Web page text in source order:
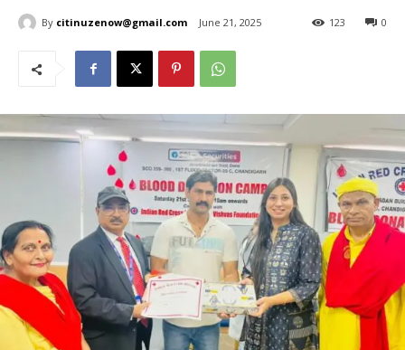
By citinuzenow@gmail.com June 21, 2025 0
123